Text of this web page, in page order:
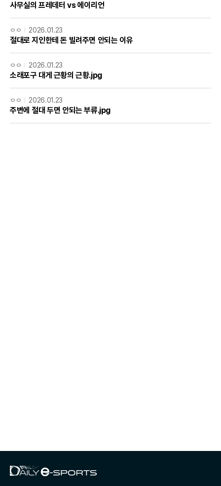
사무실의 프레데터 vs 에이리언
ㅇㅇ 2026.01.23
절대로 지인한테 돈 빌려주면 안되는 이유
ㅇㅇ 2026.01.23
소래포구 대게 근황의 근황.jpg
ㅇㅇ 2026.01.23
주변에 절대 두면 안되는 부류.jpg